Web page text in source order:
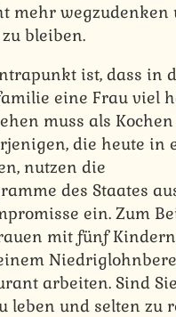
mehr wegzudenken
bleiben.
ist, dass in
eine Frau viel
muss als
die heute in
nutzen die
des Staates
ein. Zum
mit fünf
arbeiten. Sind
leben und selten zu